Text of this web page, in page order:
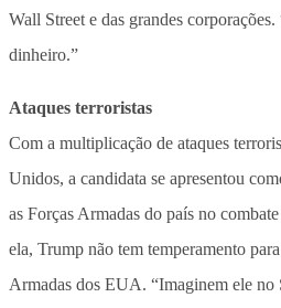
Wall Street e das grandes
dinheiro.”
Ataques terroristas
Com a multiplicação de ataques
Unidos, a candidata se apresentou
as Forças Armadas do país no
ela, Trump não tem temperamento
Armadas dos EUA. “Imaginem ele no